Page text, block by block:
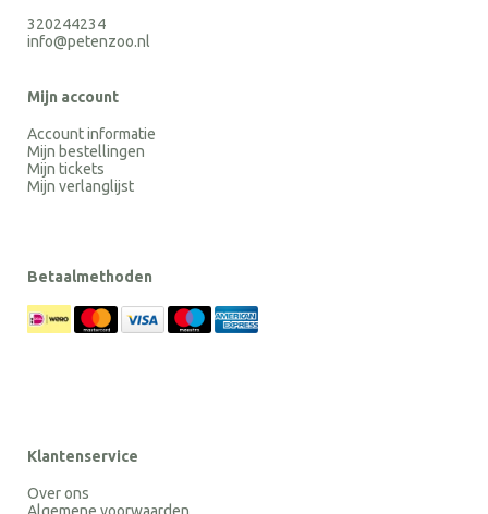
320244234
info@petenzoo.nl
Mijn account
Account informatie
Mijn bestellingen
Mijn tickets
Mijn verlanglijst
Betaalmethoden
Klantenservice
Over ons